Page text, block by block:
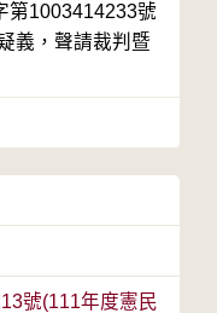
第1003414233號
義，聲請裁判暨
號(111年度憲民